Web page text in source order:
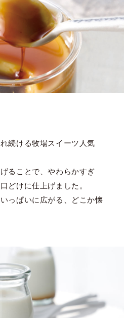
続ける牧場スイーツ人気
ることで、やわらかすぎ
どけに仕上げました。
っぱいに広がる、どこか懐